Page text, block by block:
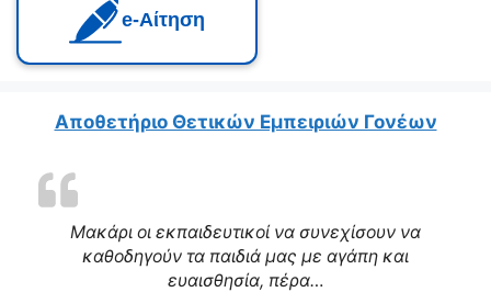
e‑Αίτηση
Μακάρι οι εκπαιδευτικοί να συνεχίσουν να
καθοδηγούν τα παιδιά μας με αγάπη και
ευαισθησία, πέρα…
Αποθετήριο Θετικών Εμπειριών Γονέων